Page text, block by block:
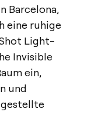
Barcelona,
eine ruhige
Light-
Invisible
ein,
und